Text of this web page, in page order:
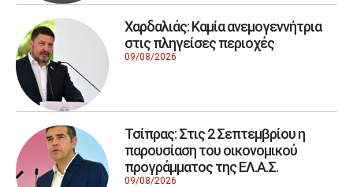
Χαρδαλιάς: Καμία ανεμογεννήτρια
στις πληγείσες περιοχές
09/08/2026
Τσίπρας: Στις 2 Σεπτεμβρίου η
παρουσίαση του οικονομικού
προγράμματος της ΕΛ.Α.Σ.
09/08/2026